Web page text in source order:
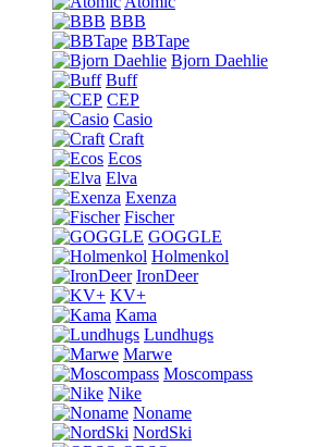
BBB
BBTape
Bjorn Daehlie
Buff
CEP
Casio
Craft
Ecos
Elva
Exenza
Fischer
GOGGLE
Holmenkol
IronDeer
KV+
Kama
Lundhugs
Marwe
Moscompass
Nike
Noname
NordSki